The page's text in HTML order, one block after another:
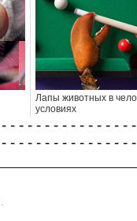
Лапы животных в
условиях
- - - - - - - - - - - - - -
- - - - - - - - - - - - - -